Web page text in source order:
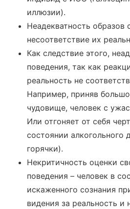
иллюзии).
Неадекватность образов
несоответствие их
Как следствие этого,
поведения, так как
реальность не
Например, приняв
чудовище, человек с
Или отгоняет от себя
состоянии алкогольного
горячки).
Некритичность оценки
поведения – человек в
искаженного сознания
видения за реальность и